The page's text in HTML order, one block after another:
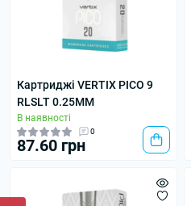
Картриджі VERTIX PICO 9
RLSLT 0.25MM
В наявності
0
87.60 грн